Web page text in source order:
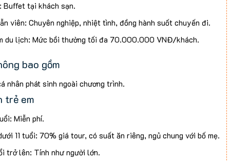
chỉ chiên sốt mắm
thảo thịt bằm
tại khách sạn 3/4 sao
ngày 2
chiên xù
Buffet tại khách sạn.
viên: Chuyên nghiệp, nhiệt tình, đồng hành suốt chuyến đi.
du lịch: Mức bồi thường tối đa 70.000.000 VNĐ/khách.
bao gồm
nhân phát sinh ngoài chương trình.
hướng dẫn viên và tài xế (không bắt buộc).
khứ hồi Hà Nội/Sài Gòn – Nha Trang.
trẻ em
Miễn phí.
11 tuổi: 70% giá tour, có suất ăn riêng, ngủ chung với bố mẹ.
trở lên: Tính như người lớn.